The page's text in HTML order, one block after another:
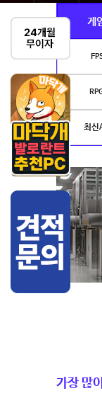
게
최신
가장 많